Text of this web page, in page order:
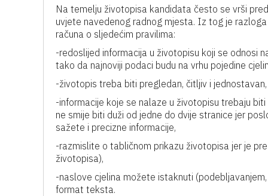
Na temelju životopisa kandidata često se vrši
uvjete navedenog radnog mjesta. Iz tog je
računa o sljedećim pravilima:
-redoslijed informacija u životopisu koji se odnosi
tako da najnoviji podaci budu na vrhu pojedine
-životopis treba biti pregledan, čitljiv i jednostavan,
-informacije koje se nalaze u životopisu trebaju
ne smije biti duži od jedne do dvije stranice jer
sažete i precizne informacije,
-razmislite o tabličnom prikazu životopisa jer je
životopisa),
-naslove cjelina možete istaknuti
format teksta.